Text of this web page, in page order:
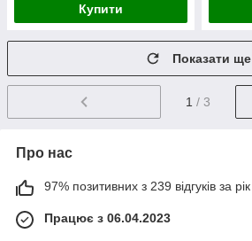
Купити
Показати ще
1 / 3
Про нас
97% позитивних з 239 відгуків за рік
Працює з 06.04.2023